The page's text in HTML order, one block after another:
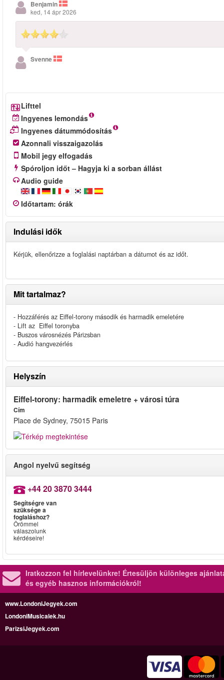
Benjamin
ked, 14 ápr 2026
Svenne
Lifttel
Ingyenes lemondás
Ingyenes dátummódosítás
Azonnali visszaigazolás
Mobil jegy elfogadás
Spóroljon időt – Hagyja ki a sorban állást
Audio guide
Időtartam: órák
Indulási idők
Kérjük, ellenőrizze a foglalási naptárban a dátumot és az időt.
Mit tartalmaz?
- Hozzáférés az Eiffel-torony második és harmadik emeletére
- Lift az Eiffel toronyba
- Buszos városnézés Párizsban
- Audió hangvezérlés
Helyszín
Eiffel-torony: harmadik emeletre + városi túra
Cím
Place de Sydney, 75015 Paris
Angol nyelvű segítség
+44 20 3870 3444
Segítségre van
szüksége a
foglaláshoz?
Örömmel
válaszolunk
kérdéseire!
Iratkozzon fel hírlevelünkre! Értesüljön különleges
és egyéb hasznos információkról!
www.LondoniJegyek.com
LondoniMusicalek.hu
ParizsiJegyek.com